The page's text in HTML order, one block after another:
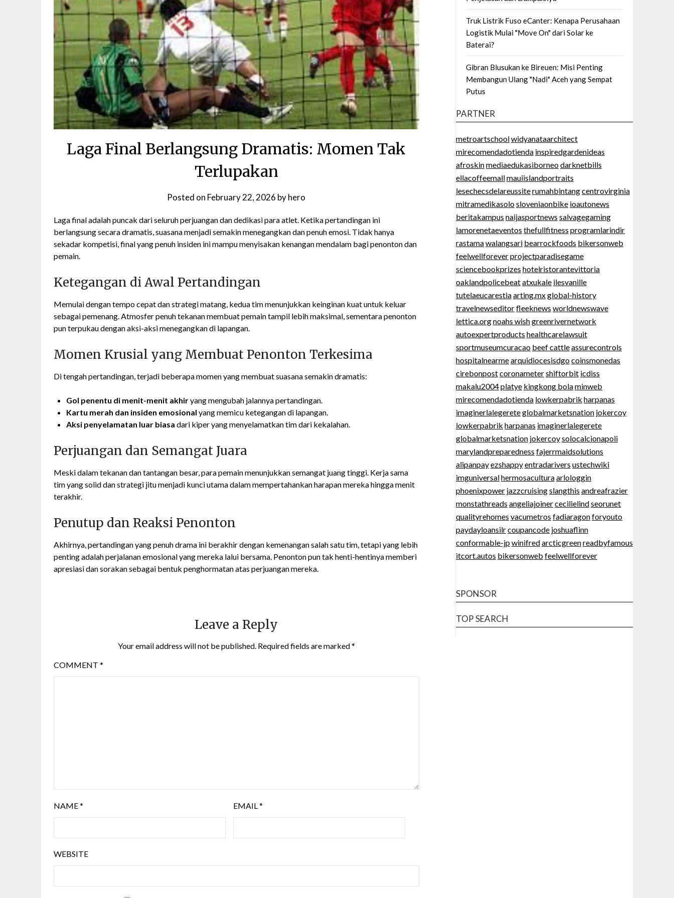
Laga Final Berlangsung Dramatis: Momen Tak
Terlupakan
Posted on February 22, 2026 byhero
Laga final adalah puncak dari seluruh perjuangan dan dedikasi para atlet. Ketika pertandingan ini
berlangsung secara dramatis, suasana menjadi semakin menegangkan dan penuh emosi. Tidak hanya
sekadar kompetisi, final yang penuh insiden ini mampu menyisakan kenangan mendalam bagi penonton dan
pemain.
Ketegangan di Awal Pertandingan
Memulai dengan tempo cepat dan strategi matang, kedua tim menunjukkan keinginan kuat untuk keluar
sebagai pemenang. Atmosfer penuh tekanan membuat pemain tampil lebih maksimal, sementara penonton
pun terpukau dengan aksi-aksi menegangkan di lapangan.
Momen Krusial yang Membuat Penonton Terkesima
Di tengah pertandingan, terjadi beberapa momen yang membuat suasana semakin dramatis:
Gol penentu di menit-menit akhiryang mengubah jalannya pertandingan.
Kartu merah dan insiden emosional yang memicu ketegangan di lapangan.
Aksi penyelamatan luar biasa dari kiper yang menyelamatkan tim dari kekalahan.
Perjuangan dan Semangat Juara
Meski dalam tekanan dan tantangan besar, para pemain menunjukkan semangat juang tinggi. Kerja sama
tim yang solid dan strategi jitu menjadi kunci utama dalam mempertahankan harapan mereka hingga menit
terakhir.
Penutup dan Reaksi Penonton
Akhirnya, pertandingan yang penuh drama ini berakhir dengan kemenangan salah satu tim, tetapi yang lebih
penting adalah perjalanan emosional yang mereka lalui bersama. Penonton pun tak henti-hentinya memberi
apresiasi dan sorakan sebagai bentuk penghormatan atas perjuangan mereka.
Leave a Reply
Your email address will not be published. Required fields are marked*
COMMENT *
NAME* EMAIL*
WEBSITE
Truk Listrik Fuso eCanter: Kenapa Perusahaan
Logistik Mulai "Move On" dari Solar ke
Baterai?
Gibran Blusukan ke Bireuen: Misi Penting
Membangun Ulang "Nadi" Aceh yang Sempat
Putus
PARTNER
metroartschoolwidyanataarchitect
mirecomendadotienda inspiredgardenideas
afroskinmediaedukasiborneodarknetbills
ellacoffeemallmauiislandportraits
lesechecsdelareussiterumahbintangcentrovirginia
mitramedikasolosloveniaonbike ioautonews
beritakampus naijasportnews salvagegaming
lamorenetaeventos thefullfitness programlarindir
rastamawalangsari bearrockfoods bikersonweb
feelwellforeverprojectparadisegame
sciencebookprizes hotelristorantevittoria
oaklandpolicebeatatxukale ilesvanille
tutelaeucarestiaarting.mxglobal-history
travelnewseditorfleeknews worldnewswave
lettica.orgnoahs wishgreenrivernetwork
autoexpertproducts healthcarelawsuit
sportmuseumcuracao beef cattleassurecontrols
hospitalnearmearquidiocesisdgocoinsmonedas
cirebonpostcoronametershiftorbit icdiss
makalu2004platye kingkong bolaminweb
mirecomendadotienda lowkerpabrik harpanas
imaginerlalegereteglobalmarketsnation jokercoy
lowkerpabrik harpanas imaginerlalegerete
globalmarketsnation jokercoysolocalcionapoli
marylandpreparedness fajerrmaidsolutions
alipanpayezshappyentradarivers ustechwiki
imguniversalhermosaculturaarlologgin
phoenixpower jazzcruisingslangthis andreafrazier
monstathreads angeliajoinercecilielindseorunet
qualityrehomes vacumetros fadiaragonforyouto
paydayloansilrcoupancode joshuaflinn
conformable-jpwinifredarcticgreenreadbyfamous
itcort.autos bikersonweb feelwellforever
SPONSOR
TOP SEARCH